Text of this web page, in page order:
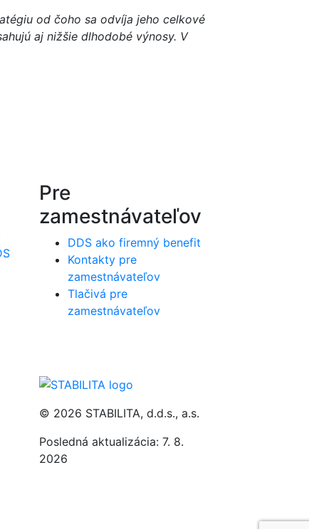
od čoho sa odvíja jeho celkové
aj nižšie dlhodobé výnosy. V
Pre
zamestnávateľov
DDS ako firemný benefit
Kontakty pre
zamestnávateľov
Tlačivá pre
zamestnávateľov
© 2026 STABILITA, d.d.s., a.s.
Posledná aktualizácia: 7. 8.
2026